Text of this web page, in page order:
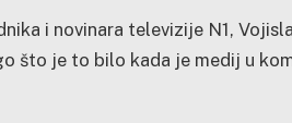
i novinara televizije N1,
što je to bilo kada je medij u